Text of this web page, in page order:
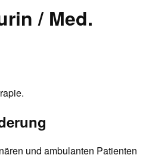
/ Med.
und ambulanten Patienten